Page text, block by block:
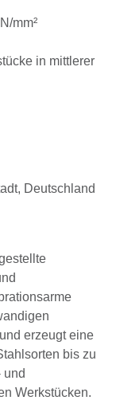
mm²
in mittlerer
Deutschland
erzeugt eine
bis zu
und
Werkstücken.